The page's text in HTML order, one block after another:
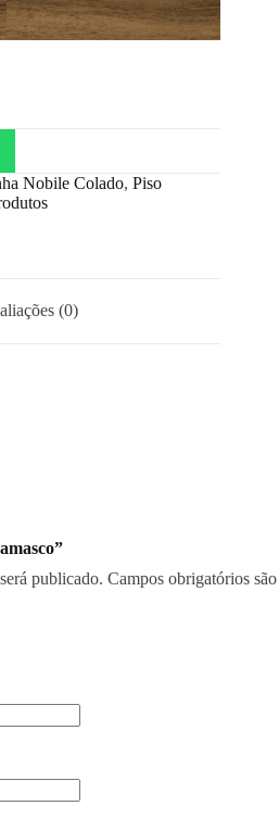
Nobile Colado, Piso
(0)
publicado. Campos obrigatórios são